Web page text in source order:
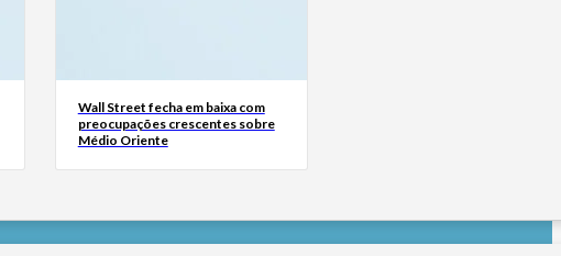
Wall Street fecha em baixa com
preocupações crescentes sobre
Médio Oriente